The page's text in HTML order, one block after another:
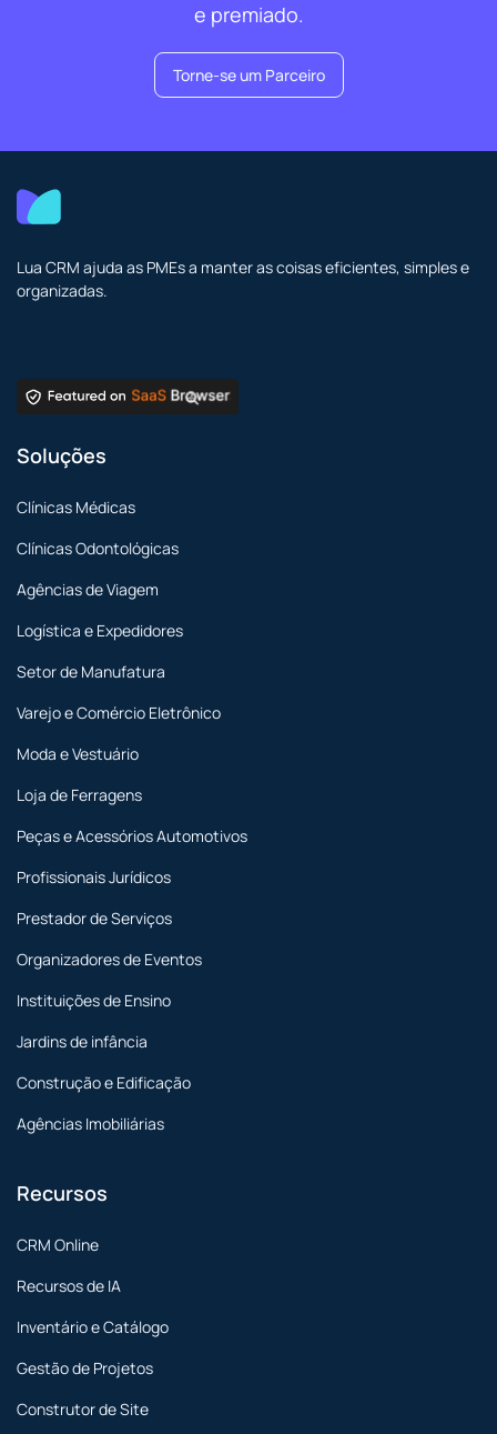
e premiado.
Torne-se um Parceiro
Lua CRM ajuda as PMEs a manter as coisas eficientes, simples e
organizadas.
Soluções
Clínicas Médicas
Clínicas Odontológicas
Agências de Viagem
Logística e Expedidores
Setor de Manufatura
Varejo e Comércio Eletrônico
Moda e Vestuário
Loja de Ferragens
Peças e Acessórios Automotivos
Profissionais Jurídicos
Prestador de Serviços
Organizadores de Eventos
Instituições de Ensino
Jardins de infância
Construção e Edificação
Agências Imobiliárias
Recursos
CRM Online
Recursos de IA
Inventário e Catálogo
Gestão de Projetos
Construtor de Site